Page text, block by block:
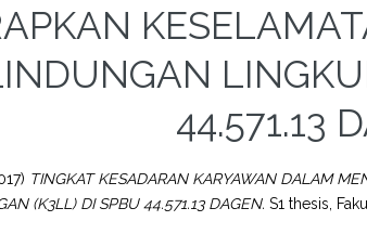
44.571.13
TINGKAT KESADARAN KARYAWAN DALAM
(K3LL) DI SPBU 44.571.13 DAGEN. S1 thesis,